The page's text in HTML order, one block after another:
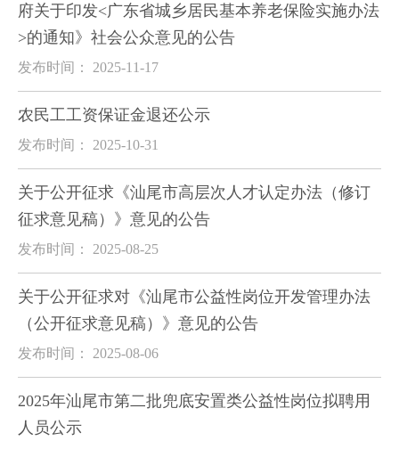
府关于印发<广东省城乡居民基本养老保险实施办法
>的通知》社会公众意见的公告
发布时间： 2025-11-17
农民工工资保证金退还公示
发布时间： 2025-10-31
关于公开征求《汕尾市高层次人才认定办法（修订
征求意见稿）》意见的公告
发布时间： 2025-08-25
关于公开征求对《汕尾市公益性岗位开发管理办法
（公开征求意见稿）》意见的公告
发布时间： 2025-08-06
2025年汕尾市第二批兜底安置类公益性岗位拟聘用
人员公示